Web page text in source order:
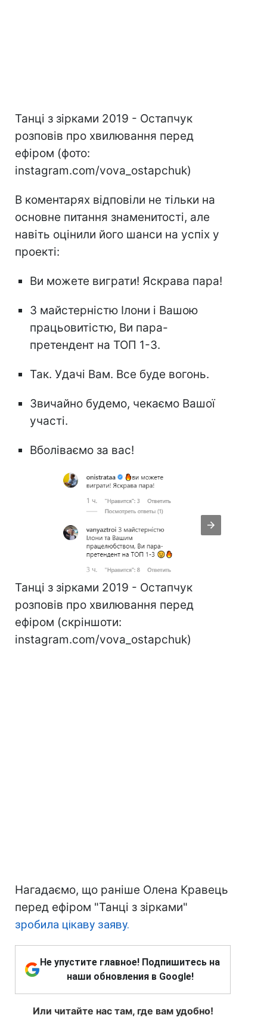
Танці з зірками 2019 - Остапчук
розповів про хвилювання перед
ефіром (фото:
instagram.com/vova_ostapchuk)
В коментарях відповіли не тільки на
основне питання знаменитості, але
навіть оцінили його шанси на успіх у
проекті:
Ви можете виграти! Яскрава пара!
З майстерністю Ілони і Вашою
працьовитістю, Ви пара-
претендент на ТОП 1-3.
Так. Удачі Вам. Все буде вогонь.
Звичайно будемо, чекаємо Вашої
участі.
Вболіваємо за вас!
Танці з зірками 2019 - Остапчук
розповів про хвилювання перед
ефіром (скріншоти:
instagram.com/vova_ostapchuk)
Нагадаємо, що раніше Олена Кравець
перед ефіром "Танці з зірками"
зробила цікаву заяву.
Не упустите главное! Подпишитесь на
наши обновления в Google!
Или читайте нас там, где вам удобно!